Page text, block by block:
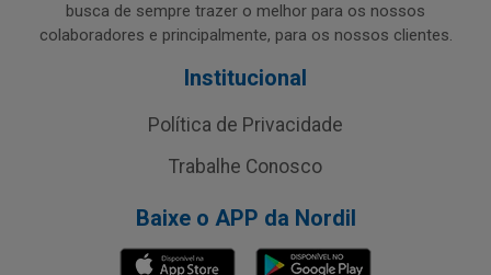
busca de sempre trazer o melhor para os nossos
colaboradores e principalmente, para os nossos clientes.
Institucional
Política de Privacidade
Trabalhe Conosco
Baixe o APP da Nordil